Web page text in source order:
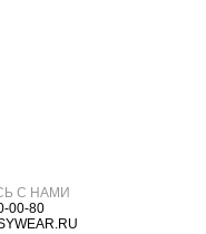
С НАМИ
00-80